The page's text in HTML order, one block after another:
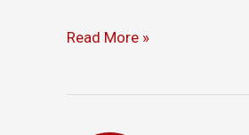
Read More »